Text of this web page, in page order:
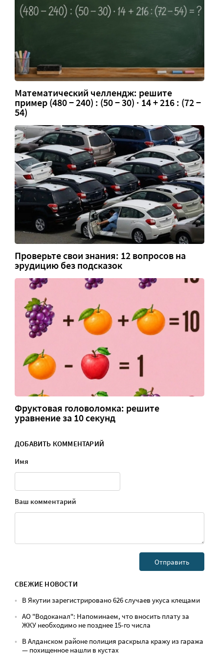
Математический челлендж: решите
пример (480 − 240) : (50 − 30) · 14 + 216 : (72 −
54)
Проверьте свои знания: 12 вопросов на
эрудицию без подсказок
Фруктовая головоломка: решите
уравнение за 10 секунд
ДОБАВИТЬ КОММЕНТАРИЙ
Имя
Ваш комментарий
СВЕЖИЕ НОВОСТИ
В Якутии зарегистрировано 626 случаев укуса клещами
АО "Водоканал": Напоминаем, что вносить плату за
ЖКУ необходимо не позднее 15-го числа
В Алданском районе полиция раскрыла кражу из гаража
— похищенное нашли в кустах